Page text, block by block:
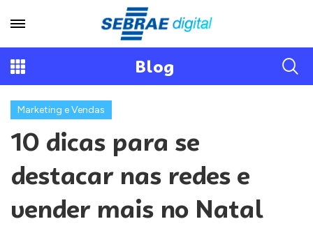
Blog
Marketing e Vendas
10 dicas para se
destacar nas redes e
vender mais no Natal